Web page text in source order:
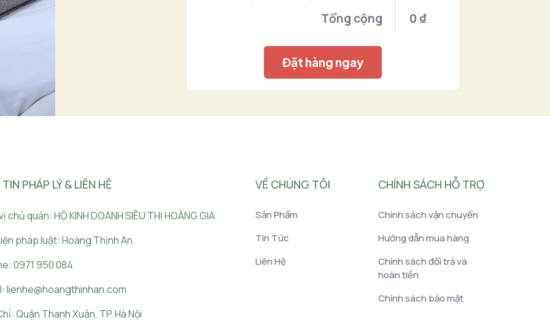
Tổng cộng 0 ₫
Đặt hàng ngay
PHÁP LÝ & LIÊN HỆ
chủ quản: HỘ KINH DOANH SIÊU THỊ HOÀNG GIA
pháp luật: Hoàng Thịnh An
0971 950 084
lienhe@hoangthinhan.com
Quận Thanh Xuân, TP. Hà Nội
VỀ CHÚNG TÔI
Sản Phẩm
Tin Tức
Liên Hệ
CHÍNH SÁCH HỖ TRỢ
Chính sách vận chuyển
Hướng dẫn mua hàng
Chính sách đổi trả và
hoàn tiền
Chính sách bảo mật